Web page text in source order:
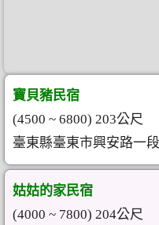
寶貝豬民宿
(4500 ~ 6800) 203公尺
臺東縣臺東市興安路一
姑姑的家民宿
(4000 ~ 7800) 204公尺